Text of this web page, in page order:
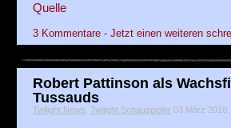
Quelle
3 Kommentare - Jetzt einen weiteren
Robert Pattinson als
Tussauds
Twilight News Twilight Schauspieler03 März 2010,